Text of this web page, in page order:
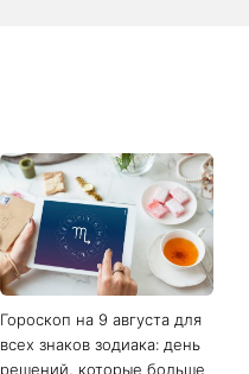
Гороскоп на 9 августа для
всех знаков зодиака: день
решений, которые больше